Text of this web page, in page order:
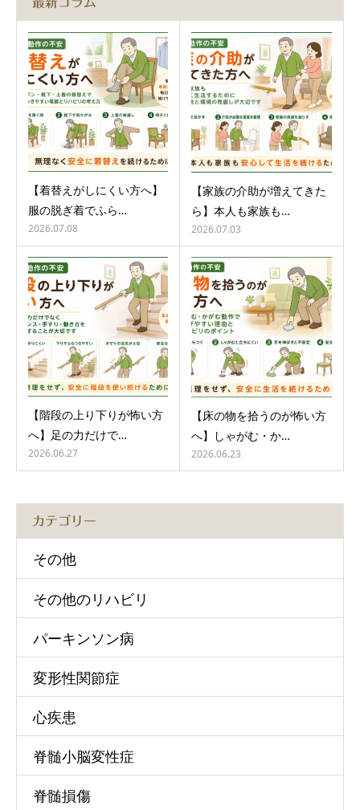
【着替えがしにくい方へ】
服の脱ぎ着でふら…
2026.07.08
【家族の介助が増えてきた
ら】本人も家族も…
2026.07.03
【階段の上り下りが怖い方
へ】足の力だけで…
2026.06.27
【床の物を拾うのが怖い方
へ】しゃがむ・か…
2026.06.23
カテゴリー
その他
その他のリハビリ
パーキンソン病
変形性関節症
心疾患
脊髄小脳変性症
脊髄損傷